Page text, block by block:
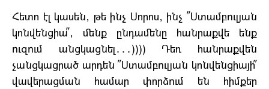
Հետո էլ կասեն, թե ինչ Սորոս, ինչ ՛՛Ստամբուլյան
կոնվենցիա՛՛, մենք ընդամենը հանրաքվե ենք
ուզում անցկացնել․․․)))) Դեռ հանրաքվեն
չանցկացրած արդեն ՛՛Ստամբուլյան կոնվենցիայի՛՛
վավերացման համար փորձում են հիմքեր